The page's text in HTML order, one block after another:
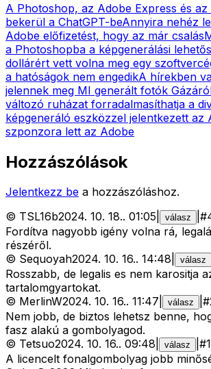
A Photoshop, az Adobe Express és
bekerül a ChatGPT-beAnnyira nehéz
Adobe előfizetést, hogy az már csalás
a Photoshopba a képgenerálási
dollárért vett volna meg egy
a hatóságok nem engedikA hírekben
jelennek meg MI generált fotók
változó ruházat forradalmasíthatja a
képgeneráló eszközzel jelentkezett az
szponzora lett az Adobe
Hozzászólások
Jelentkezz be a hozzászóláshoz.
© TSL16b2024. 10. 18.. 01:05 válasz #
Fordítva nagyobb igény volna rá,
részéről.
© Sequoyah2024. 10. 16.. 14:48 válasz
Rosszabb, de legalis es nem karositja
tartalomgyartokat.
© MerlinW2024. 10. 16.. 11:47 válasz #
Nem jobb, de biztos lehetsz benne,
fasz alakú a gombolyagod.
© Tetsuo2024. 10. 16.. 09:48 válasz #1
A licencelt fonalgombolyag jobb